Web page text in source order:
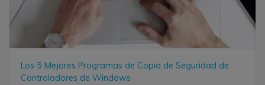
Los 5 Mejores Programas de Copia de Seguridad de
Controladores de Windows